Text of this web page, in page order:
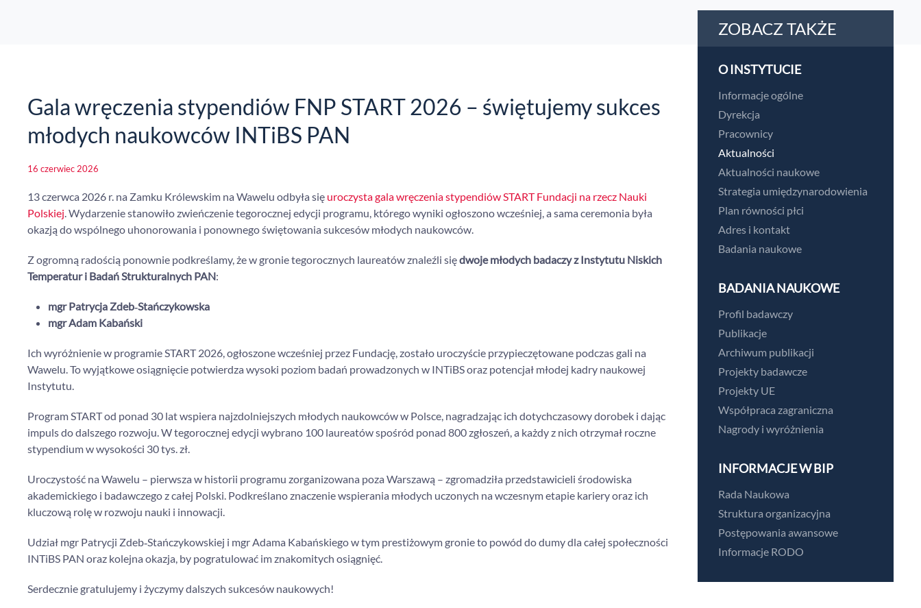
Gala wręczenia stypendiów FNP START 2026 – świętujemy sukces
młodych naukowców INTiBS PAN
16 czerwiec 2026
13 czerwca 2026 r. na Zamku Królewskim na Wawelu odbyła się uroczysta gala wręczenia stypendiów START Fundacji na rzecz Nauki
Polskiej. Wydarzenie stanowiło zwieńczenie tegorocznej edycji programu, którego wyniki ogłoszono wcześniej, a sama ceremonia była
okazją do wspólnego uhonorowania i ponownego świętowania sukcesów młodych naukowców.
Z ogromną radością ponownie podkreślamy, że w gronie tegorocznych laureatów znaleźli siędwoje młodych badaczy z Instytutu Niskich
Temperatur i Badań Strukturalnych PAN:
mgr Patrycja Zdeb‑Stańczykowska
mgr Adam Kabański
Ich wyróżnienie w programie START 2026, ogłoszone wcześniej przez Fundację, zostało uroczyście przypieczętowane podczas gali na
Wawelu. To wyjątkowe osiągnięcie potwierdza wysoki poziom badań prowadzonych w INTiBS oraz potencjał młodej kadry naukowej
Instytutu.
Program START od ponad 30 lat wspiera najzdolniejszych młodych naukowców w Polsce, nagradzając ich dotychczasowy dorobek i dając
impuls do dalszego rozwoju. W tegorocznej edycji wybrano 100 laureatów spośród ponad 800 zgłoszeń, a każdy z nich otrzymał roczne
stypendium w wysokości 30 tys. zł.
Uroczystość na Wawelu – pierwsza w historii programu zorganizowana poza Warszawą – zgromadziła przedstawicieli środowiska
akademickiego i badawczego z całej Polski. Podkreślano znaczenie wspierania młodych uczonych na wczesnym etapie kariery oraz ich
kluczową rolę w rozwoju nauki i innowacji.
Udział mgr Patrycji Zdeb‑Stańczykowskiej i mgr Adama Kabańskiego w tym prestiżowym gronie to powód do dumy dla całej społeczności
INTiBS PAN oraz kolejna okazja, by pogratulować im znakomitych osiągnięć.
Serdecznie gratulujemy i życzymy dalszych sukcesów naukowych!
ZOBACZ TAKŻE
O INSTYTUCIE
Informacje ogólne
Dyrekcja
Pracownicy
Aktualności
Aktualności naukowe
Strategia umiędzynarodowienia
Plan równości płci
Adres i kontakt
Badania naukowe
BADANIA NAUKOWE
Profil badawczy
Publikacje
Archiwum publikacji
Projekty badawcze
Projekty UE
Współpraca zagraniczna
Nagrody i wyróżnienia
INFORMACJE W BIP
Rada Naukowa
Struktura organizacyjna
Postępowania awansowe
Informacje RODO